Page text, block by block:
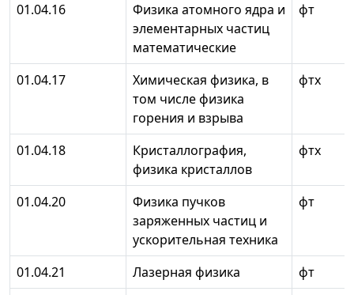
01.04.16
Физика атомного ядра и
элементарных частиц
математические
фт
01.04.17
Химическая физика, в
том числе физика
горения и взрыва
фтх
01.04.18
Кристаллография,
физика кристаллов
фтх
01.04.20
Физика пучков
заряженных частиц и
ускорительная техника
фт
01.04.21 Лазерная физика
фт